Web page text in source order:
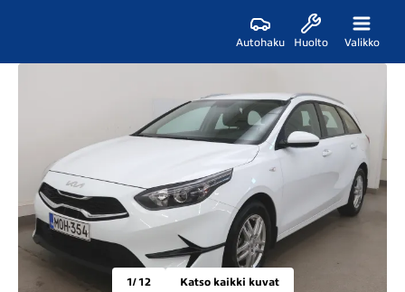
Autohaku Huolto Valikko
1/ 12 Katso kaikki kuvat